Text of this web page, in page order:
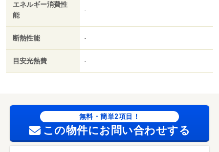
エネルギー消費性
能
-
断熱性能 -
目安光熱費 -
無料・簡単2項目！
この物件にお問い合わせする